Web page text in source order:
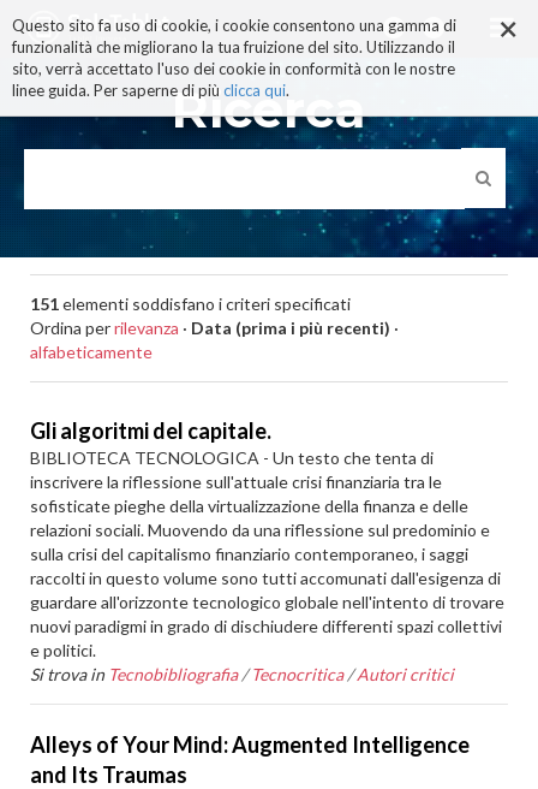
×
Questo sito fa uso di cookie, i cookie consentono una gamma di
funzionalità che migliorano la tua fruizione del sito. Utilizzando il
sito, verrà accettato l'uso dei cookie in conformità con le nostre
linee guida. Per saperne di più clicca qui.
ai
contenuti.
|
alla
navigazione
Ricerca
151elementi soddisfano i criteri specificati
Ordina perrilevanza · Data (prima i più recenti) ·
alfabeticamente
Gli algoritmi del capitale.
BIBLIOTECA TECNOLOGICA - Un testo che tenta di
inscrivere la riflessione sull'attuale crisi finanziaria tra le
sofisticate pieghe della virtualizzazione della finanza e delle
relazioni sociali. Muovendo da una riflessione sul predominio e
sulla crisi del capitalismo finanziario contemporaneo, i saggi
raccolti in questo volume sono tutti accomunati dall'esigenza di
guardare all'orizzonte tecnologico globale nell'intento di trovare
nuovi paradigmi in grado di dischiudere differenti spazi collettivi
e politici.
Si trova in Tecnobibliografia /Tecnocritica /Autori critici
Alleys of Your Mind: Augmented Intelligence
and Its Traumas